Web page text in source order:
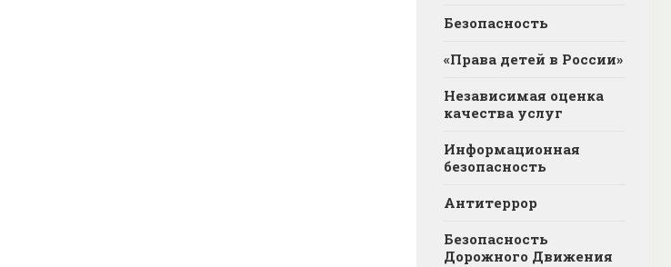
Безопасность
«Права детей в России»
Независимая оценка
качества услуг
Информационная
безопасность
Антитеррор
Безопасность
Дорожного Движения